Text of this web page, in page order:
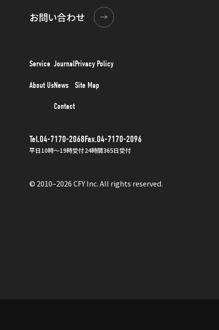
© 2010–2026 CFY Inc. All rights reserved.
お問い合わせ
Service
About Us
Journal
News
Contact
Privacy Policy
Site Map
Tel.04-7170-2068
平日10時〜19時受付
Fax.04-7170-2096
24時間365日受付